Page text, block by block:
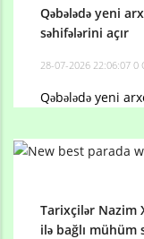
Qəbələdə yeni
səhifələrini açır
28-07-2026 22:06:07 0
Qəbələdə yeni
Tarixçilər Nazim
ilə bağlı mühüm